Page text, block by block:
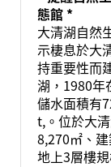
態館 *
大清湖自然
示棲息於大
持重要性而
湖，1980年
儲水面積有
t,。位於大
8,270㎡、
地上3層樓